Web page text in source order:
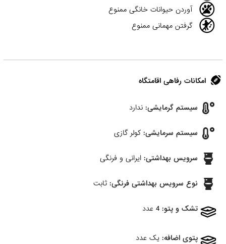
آوردن حیوانات خانگی ممنوع
گرفتن مهمانی ممنوع
امکانات رفاهی اقامتگاه
سیستم گرمایشی: ندارد
سیستم سرمایشی: کولر گازی
سرویس بهداشتی: ایرانی و فرنگی
نوع سرویس بهداشتی فرنگی: ثابت
تشک و پتو: 4 عدد
پتوی اضافه: یک عدد